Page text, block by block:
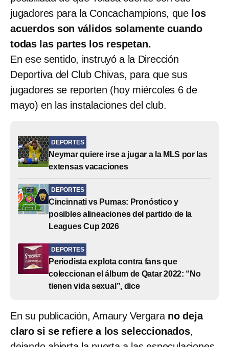
jugadores para la Concachampions, que los
acuerdos son válidos solamente cuando
todas las partes los respetan.
En ese sentido, instruyó a la Dirección
Deportiva del Club Chivas, para que sus
jugadores se reporten (hoy miércoles 6 de
mayo) en las instalaciones del club.
DEPORTES
Neymar quiere irse a jugar a la MLS por las
extensas vacaciones
DEPORTES
Cincinnati vs Pumas: Pronóstico y
posibles alineaciones del partido de la
Leagues Cup 2026
DEPORTES
Periodista explota contra fans que
coleccionan el álbum de Qatar 2022: “No
tienen vida sexual”, dice
En su publicación, Amaury Vergara no deja
claro si se refiere a los seleccionados,